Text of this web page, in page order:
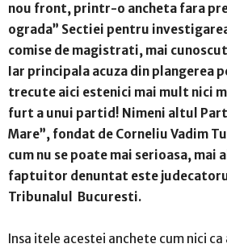
nou front, printr-o ancheta fara
ograda” Sectiei pentru
comise de magistrati, mai
Iar principala acuza din plangerea
trecute aici estenici mai mult nici
furt a unui partid! Nimeni altul
Mare”, fondat de Corneliu Vadim
cum nu se poate mai serioasa, mai
faptuitor denuntat este
Tribunalul Bucuresti.
Insa itele acestei anchete cum nici